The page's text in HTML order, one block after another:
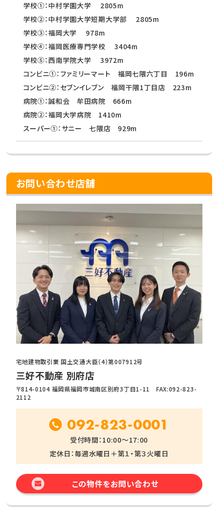
学校①：中村学園大学 2805m
学校②：中村学園大学短期大学部 2805m
学校③：福岡大学 978m
学校④：福岡医療専門学校 3404m
学校⑤：西南学院大学 3972m
コンビニ①：ファミリーマート 福岡七隈六丁目 196m
コンビニ②：セブンイレブン 福岡干隈1丁目店 223m
病院①：誠和会 牟田病院 666m
病院②：福岡大学病院 1410m
スーパー①：サニー 七隈店 929m
お問い合わせ店舗
宅地建物取引業 国土交通大臣（4）第007912号
三好不動産 別府店
〒814-0104 福岡県福岡市城南区別府3丁目1-11 FAX:092-823-
2112
092-823-0001
受付時間：10:00～17:00
定休日：毎週水曜日＋第１・第３火曜日
この物件をお問い合わせ